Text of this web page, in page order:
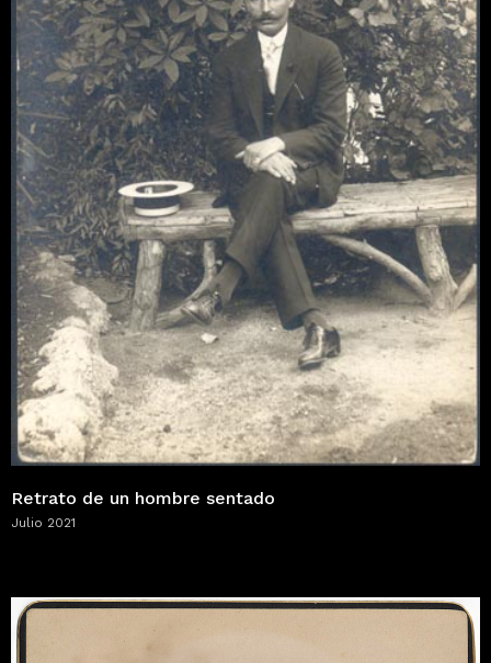
Retrato de un hombre sentado
Julio 2021